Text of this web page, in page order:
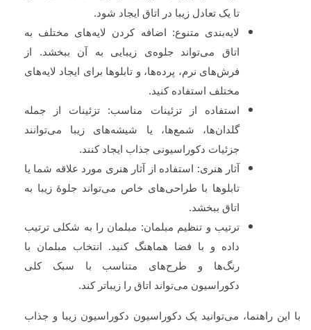
تا یک تعادل زیبا در اتاق ایجاد شود.
لایه‌بندی متنوع: اضافه کردن لایه‌های مختلف به
اتاق می‌تواند جلوه‌ی زیبایی به آن ببخشد. از
فرش‌های نرم، پرده‌ها، و تابلوها برای ایجاد لایه‌های
مختلف استفاده کنید.
استفاده از تزئینات مناسب: تزئینات از جمله
گلدان‌ها، شمع‌ها، یا شیشه‌های زیبا می‌توانند
جزئیات دکوراسیونی جذاب ایجاد کنند.
آثار هنری: استفاده از آثار هنری مورد علاقه شما یا
تابلوها با طراحی‌های خاص می‌تواند جلوهٔ زیبا به
اتاق ببخشد.
ترتیب و تنظیم مبلمان: مبلمان را به شکلی ترتیب
داده و با فضا هماهنگ کنید. انتخاب مبلمان با
رنگ‌ها و طرح‌های متناسب با سبک کلی
دکوراسیون می‌تواند اتاق را زیباتر کند.
با این راهنما، می‌توانید یک دکوراسیون دکوراسیون زیبا و جذاب